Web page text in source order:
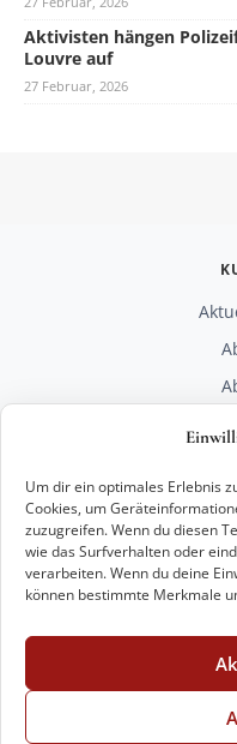
Um dir ein optimales Erlebnis
Cookies, um
zuzugreifen. Wenn du diesen
wie das Surfverhalten oder
verarbeiten. Wenn du deine
können bestimmte Merkmale
Aktivisten hängen
Louvre auf
27 Februar, 2026
+49